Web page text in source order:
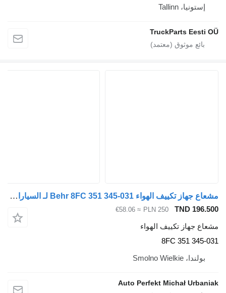
TruckParts
مشعاع جهاز تكييف الهواء Behr 8FC 351 345-031 لـ السيارات القاطرة Volvo FH
TND
PLN 250
≈ €58.06
تكييف الهواء
8FC 351
Auto Perfekt Michał